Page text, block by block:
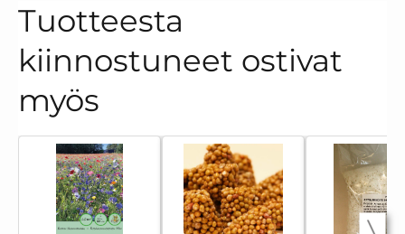
Tuotteesta
kiinnostuneet ostivat
myös